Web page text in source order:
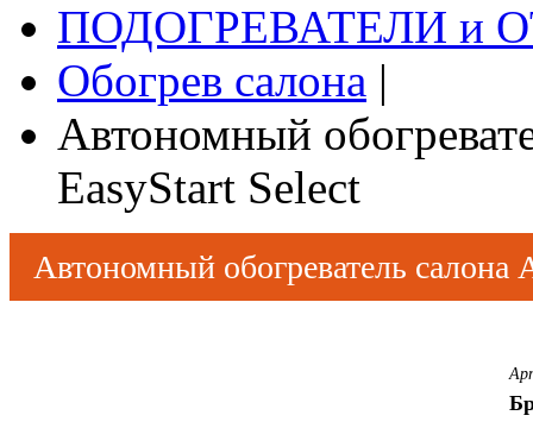
ПОДОГРЕВАТЕЛИ и
Обогрев салона |
Автономный
EasyStart Select
Автономный обогреватель